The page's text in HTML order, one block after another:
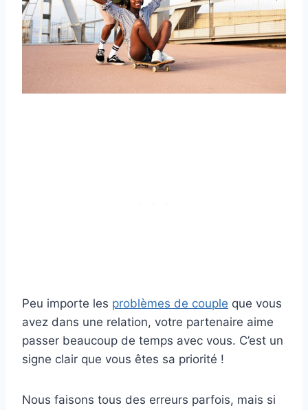
Peu importe les problèmes de couple que vous
avez dans une relation, votre partenaire aime
passer beaucoup de temps avec vous. C’est un
signe clair que vous êtes sa priorité !
Nous faisons tous des erreurs parfois, mais si